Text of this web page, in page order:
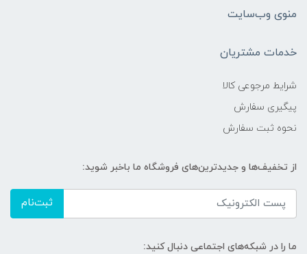
منوی وب‌سایت
خدمات مشتریان
شرایط مرجوعی کالا
پیگیری سفارش
نحوه ثبت سفارش
از تخفیف‌ها و جدیدترین‌های فروشگاه ما باخبر شوید:
ثبت‌نام
ما را در شبکه‌های اجتماعی دنبال کنید: